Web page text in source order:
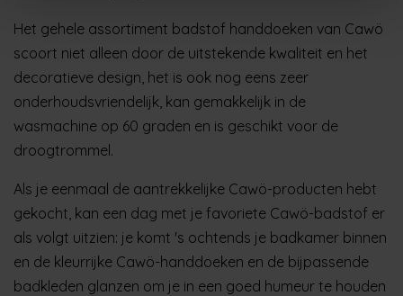
Het gehele assortiment badstof handdoeken van Cawö
scoort niet alleen door de uitstekende kwaliteit en het
decoratieve design, het is ook nog eens zeer
onderhoudsvriendelijk, kan gemakkelijk in de
wasmachine op 60 graden en is geschikt voor de
droogtrommel.
Als je eenmaal de aantrekkelijke Cawö-producten hebt
gekocht, kan een dag met je favoriete Cawö-badstof er
als volgt uitzien: je komt 's ochtends je badkamer binnen
en de kleurrijke Cawö-handdoeken en de bijpassende
badkleden glanzen om je in een goed humeur te houden